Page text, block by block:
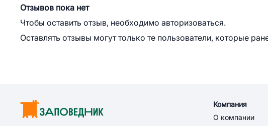
Отзывов пока нет
Чтобы оставить отзыв, необходимо авторизоваться.
Оставлять отзывы могут только те пользователи, которые
Компания
О компании